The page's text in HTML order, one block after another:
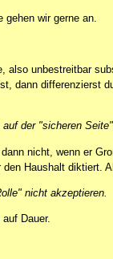
gehen wir gerne an.
also unbestreitbar
dann differenzierst
der "sicheren
nicht, wenn er
Haushalt diktiert.
nicht akzeptieren.
Dauer.